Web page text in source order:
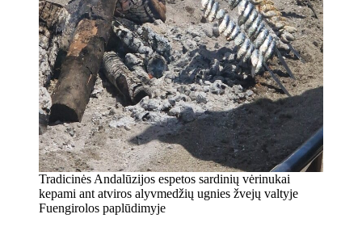
Tradicinės Andalūzijos espetos sardinių vėrinukai
kepami ant atviros alyvmedžių ugnies žvejų valtyje
Fuengirolos paplūdimyje